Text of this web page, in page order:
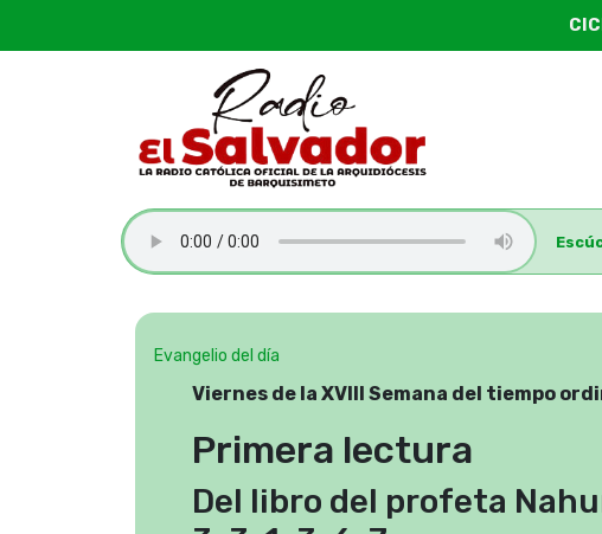
Evangelio del día
Viernes de la XVIII Semana del tiempo
Primera lectura
Del libro del profeta